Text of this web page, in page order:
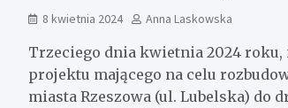
8 kwietnia 2024 Anna Laskowska
Trzeciego dnia kwietnia 2024
projektu mającego na celu
miasta Rzeszowa (ul. Lubelska) do